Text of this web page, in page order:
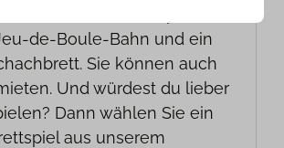
de-Boule-Bahn und ein
Sie können auch
Und würdest du lieber
Dann wählen Sie ein
aus unserem